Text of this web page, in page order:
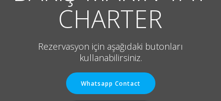
CHARTER
Rezervasyon için aşağıdaki butonları
kullanabilirsiniz.
Whatsapp Contact